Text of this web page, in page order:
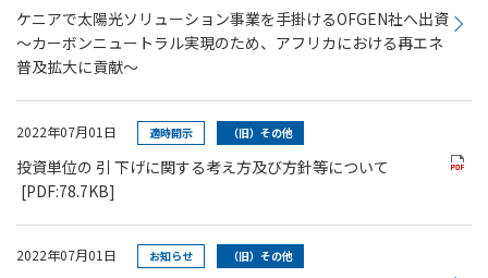
ケニアで太陽光ソリューション事業を手掛けるOFGEN社へ出資
～カーボンニュートラル実現のため、アフリカにおける再エネ
普及拡大に貢献～
2022年07月01日 適時開示 （旧）その他
投資単位の 引 下げに関する考え方及び方針等について
[PDF:78.7KB]
2022年07月01日 お知らせ （旧）その他